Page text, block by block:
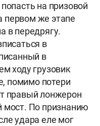
на призовой
первом же этапе
в передрягу.
в
в
ходу грузовик
помимо потери
правый лонжерон
мост. По признанию
удара еле мог